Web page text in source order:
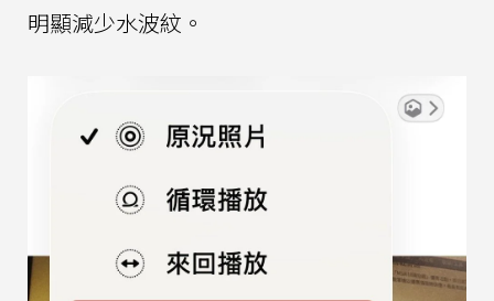
明顯減少水波紋。